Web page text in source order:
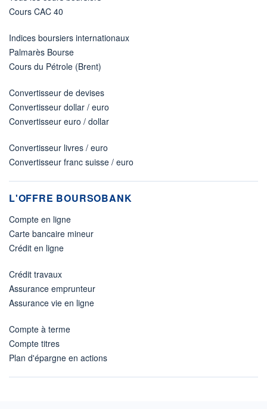
Cours CAC 40
Indices boursiers internationaux
Palmarès Bourse
Cours du Pétrole (Brent)
Convertisseur de devises
Convertisseur dollar / euro
Convertisseur euro / dollar
Convertisseur livres / euro
Convertisseur franc suisse / euro
L'OFFRE BOURSOBANK
Compte en ligne
Carte bancaire mineur
Crédit en ligne
Crédit travaux
Assurance emprunteur
Assurance vie en ligne
Compte à terme
Compte titres
Plan d'épargne en actions